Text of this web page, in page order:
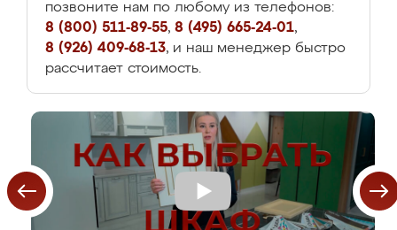
позвоните нам по любому из телефонов:
8 (800) 511-89-55, 8 (495) 665-24-01,
8 (926) 409-68-13, и наш менеджер быстро
рассчитает стоимость.